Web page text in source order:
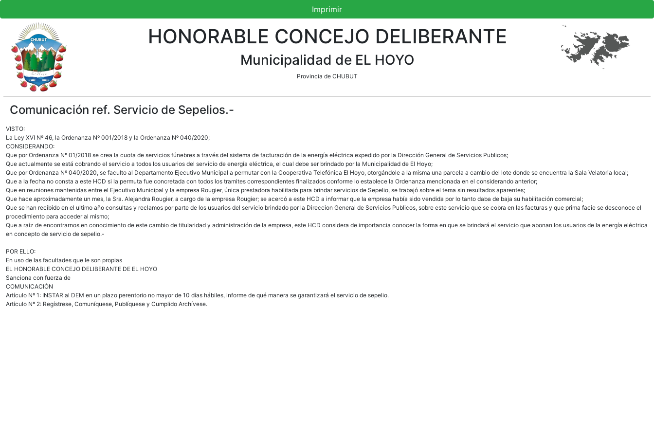
Imprimir
HONORABLE CONCEJO DELIBERANTE
Municipalidad de EL HOYO
Provincia de CHUBUT
Comunicación ref. Servicio de Sepelios.-
VISTO:
La Ley XVI Nº 46, la Ordenanza Nº 001/2018 y la Ordenanza Nº 040/2020;
CONSIDERANDO:
Que por Ordenanza Nº 01/2018 se crea la cuota de servicios fúnebres a través del sistema de facturación de la energía eléctrica expedido por la Dirección General de Servicios Publicos;
Que actualmente se está cobrando el servicio a todos los usuarios del servicio de energía eléctrica, el cual debe ser brindado por la Municipalidad de El Hoyo;
Que por Ordenanza Nº 040/2020, se faculto al Departamento Ejecutivo Municipal a permutar con la Cooperativa Telefónica El Hoyo, otorgándole a la misma una parcela a cambio del lote donde se encuentra la Sala Velatoria local;
Que a la fecha no consta a este HCD si la permuta fue concretada con todos los tramites correspondientes finalizados conforme lo establece la Ordenanza mencionada en el considerando anterior;
Que en reuniones mantenidas entre el Ejecutivo Municipal y la empresa Rougier, única prestadora habilitada para brindar servicios de Sepelio, se trabajó sobre el tema sin resultados aparentes;
Que hace aproximadamente un mes, la Sra. Alejandra Rougier, a cargo de la empresa Rougier; se acercó a este HCD a informar que la empresa había sido vendida por lo tanto daba de baja su habilitación comercial;
Que se han recibido en el ultimo año consultas y reclamos por parte de los usuarios del servicio brindado por la Direccion General de Servicios Publicos, sobre este servicio que se cobra en las facturas y que prima facie se desconoce el
procedimiento para acceder al mismo;
Que a raíz de encontrarnos en conocimiento de este cambio de titularidad y administración de la empresa, este HCD considera de importancia conocer la forma en que se brindará el servicio que abonan los usuarios de la energía eléctrica
en concepto de servicio de sepelio.-
POR ELLO:
En uso de las facultades que le son propias
EL HONORABLE CONCEJO DELIBERANTE DE EL HOYO
Sanciona con fuerza de
COMUNICACIÓN
Artículo Nº 1: INSTAR al DEM en un plazo perentorio no mayor de 10 días hábiles, informe de qué manera se garantizará el servicio de sepelio.
Artículo Nº 2: Regístrese, Comuníquese, Publíquese y Cumplido Archívese.